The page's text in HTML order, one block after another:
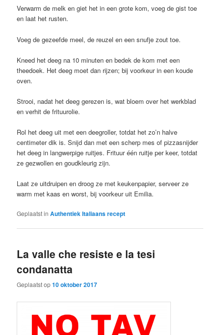
Verwarm de melk en giet het in een grote kom, voeg de gist toe
en laat het rusten.
Voeg de gezeefde meel, de reuzel en een snufje zout toe.
Kneed het deeg na 10 minuten en bedek de kom met een
theedoek. Het deeg moet dan rijzen; bij voorkeur in een koude
oven.
Strooi, nadat het deeg gerezen is, wat bloem over het werkblad
en verhit de frituurolie.
Rol het deeg uit met een deegroller, totdat het zo’n halve
centimeter dik is. Snijd dan met een scherp mes of pizzasnijder
het deeg in langwerpige ruitjes. Frituur één ruitje per keer, totdat
ze gezwollen en goudkleurig zijn.
Laat ze uitdruipen en droog ze met keukenpapier, serveer ze
warm met kaas en worst, bij voorkeur uit Emilia.
Geplaatst in Authentiek Italiaans recept
La valle che resiste e la tesi
condanatta
Geplaatst op10 oktober 2017